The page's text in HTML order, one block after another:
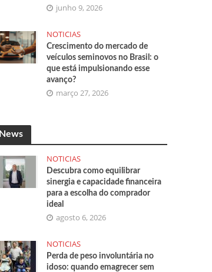
junho 9, 2026
NOTICIAS
Crescimento do mercado de
veículos seminovos no Brasil: o
que está impulsionando esse
avanço?
março 27, 2026
News
NOTICIAS
Descubra como equilibrar
sinergia e capacidade financeira
para a escolha do comprador
ideal
agosto 6, 2026
NOTICIAS
Perda de peso involuntária no
idoso: quando emagrecer sem